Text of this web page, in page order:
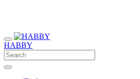
HABBY